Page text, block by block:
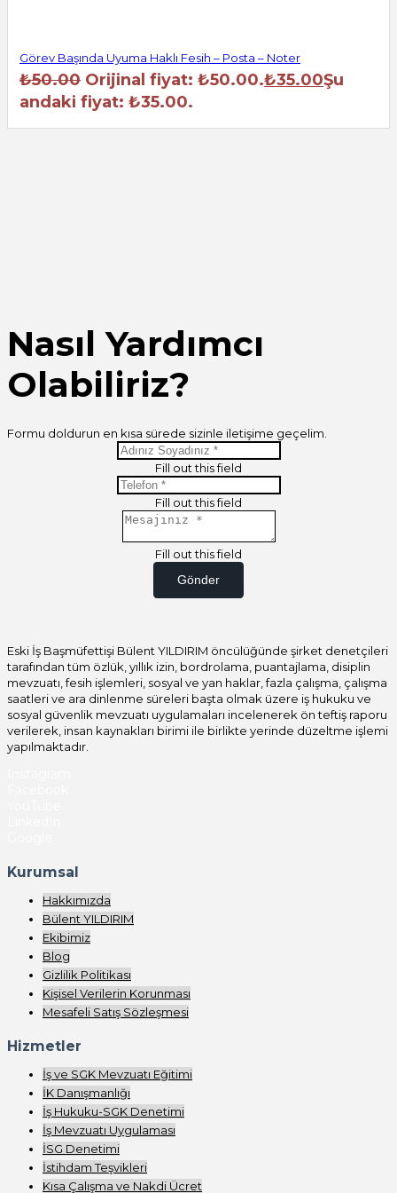
Görev Başında Uyuma Haklı Fesih – Posta – Noter
₺50.00 Orijinal fiyat: ₺50.00.₺35.00Şu
andaki fiyat: ₺35.00.
Nasıl Yardımcı
Olabiliriz?
Formu doldurun en kısa sürede sizinle iletişime geçelim.
Fill out this field
Fill out this field
Fill out this field
Gönder
Eski İş Başmüfettişi Bülent YILDIRIM öncülüğünde şirket denetçileri
tarafından tüm özlük, yıllık izin, bordrolama, puantajlama, disiplin
mevzuatı, fesih işlemleri, sosyal ve yan haklar, fazla çalışma, çalışma
saatleri ve ara dinlenme süreleri başta olmak üzere iş hukuku ve
sosyal güvenlik mevzuatı uygulamaları incelenerek ön teftiş raporu
verilerek, insan kaynakları birimi ile birlikte yerinde düzeltme işlemi
yapılmaktadır.
Kurumsal
Hakkımızda
Bülent YILDIRIM
Ekibimiz
Blog
Gizlilik Politikası
Kişisel Verilerin Korunması
Mesafeli Satış Sözleşmesi
Hizmetler
İş ve SGK Mevzuatı Eğitimi
İK Danışmanlığı
İş Hukuku-SGK Denetimi
İş Mevzuatı Uygulaması
İSG Denetimi
İstihdam Teşvikleri
Kısa Çalışma ve Nakdi Ücret